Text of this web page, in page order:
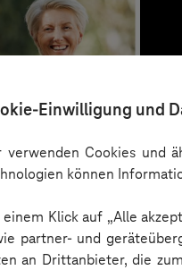
Einwilligung und
verwenden Cookies und
können
Klick auf „Alle
partner- und
an Drittanbieter, die